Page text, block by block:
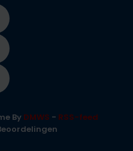
By DMWS - RSS-feed